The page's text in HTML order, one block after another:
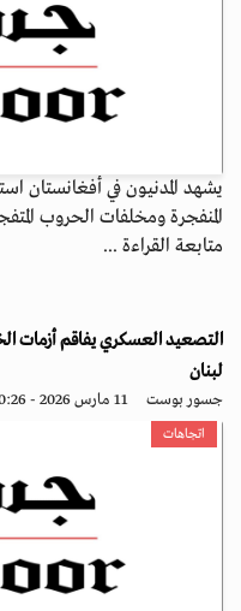
يشهد المدنيون في أفغانستان
المنفجرة ومخلفات الحروب
متابعة القراءة ...
التصعيد العسكري يفاقم
لبنان
جسور بوست 11 مارس 2026 - 10:26
اتجاهات